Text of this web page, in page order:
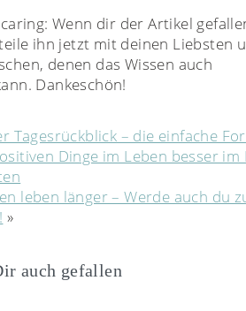
caring: Wenn dir der Artikel
ihn jetzt mit deinen Liebsten
denen das Wissen auch
Dankeschön!
Tagesrückblick – die einfache
Dinge im Leben besser im
leben länger – Werde auch du
»
auch gefallen